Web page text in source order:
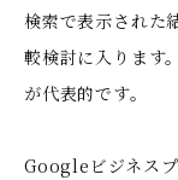
検索で表示された
較検討に入ります
が代表的です。
Googleビジネス